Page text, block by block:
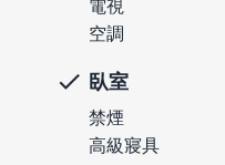
電視
空調
臥室
禁煙
高級寢具